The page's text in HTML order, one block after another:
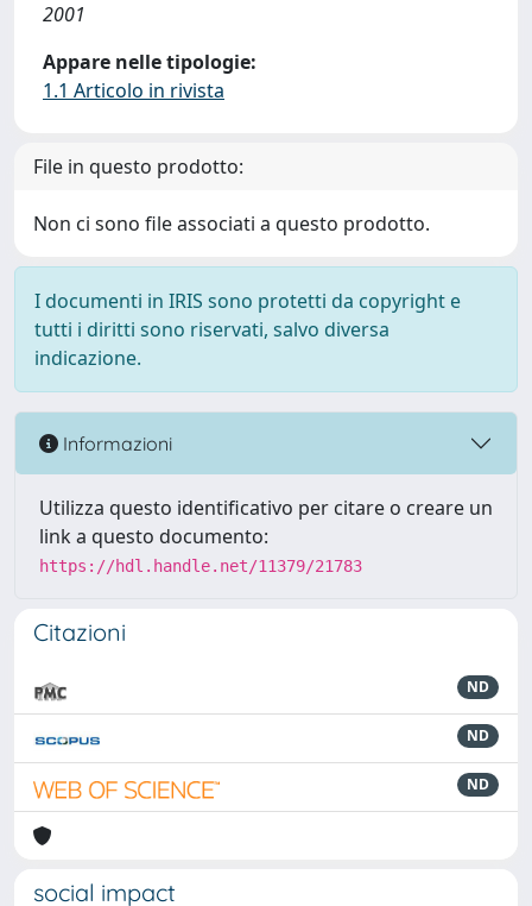
2001
Appare nelle tipologie:
1.1 Articolo in rivista
File in questo prodotto:
Non ci sono file associati a questo prodotto.
I documenti in IRIS sono protetti da copyright e
tutti i diritti sono riservati, salvo diversa
indicazione.
Informazioni
Utilizza questo identificativo per citare o creare un
link a questo documento:
https://hdl.handle.net/11379/21783
Citazioni
ND
ND
ND
social impact